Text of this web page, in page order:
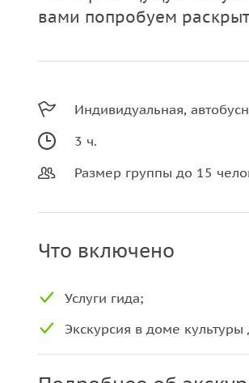
вами попробуем
Индивидуальная,
3 ч.
Размер группы до 15
Что включено
Услуги гида;
Экскурсия в доме культуры